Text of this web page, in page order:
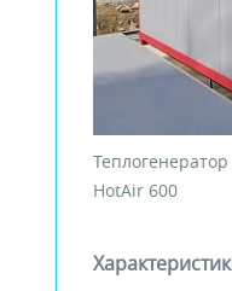
Теплогенератор
HotAir 600